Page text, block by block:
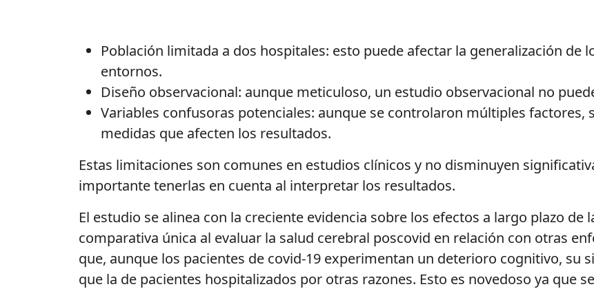
Población limitada a dos hospitales: esto puede afectar la generalización de
entornos.
Diseño observacional: aunque meticuloso, un estudio observacional no
Variables confusoras potenciales: aunque se controlaron múltiples factores,
medidas que afecten los resultados.
Estas limitaciones son comunes en estudios clínicos y no disminuyen
importante tenerlas en cuenta al interpretar los resultados.
El estudio se alinea con la creciente evidencia sobre los efectos a largo plazo
comparativa única al evaluar la salud cerebral poscovid en relación con otras
que, aunque los pacientes de covid-19 experimentan un deterioro cognitivo, su
que la de pacientes hospitalizados por otras razones. Esto es novedoso ya que